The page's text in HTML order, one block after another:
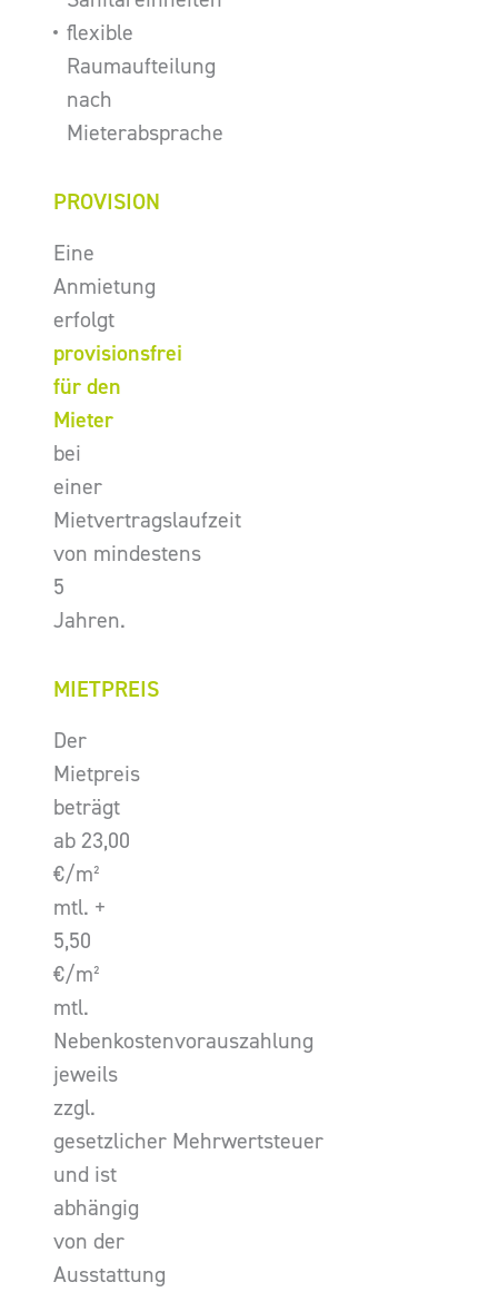
flexible
Raumaufteilung
nach
Mieterabsprache
PROVISION
Eine
Anmietung
erfolgt
provisionsfrei
für den
Mieter
bei
einer
Mietvertragslaufzeit
von mindestens
5
Jahren.
MIETPREIS
Der
Mietpreis
beträgt
ab 23,00
€/m²
mtl. +
5,50
€/m²
mtl.
Nebenkostenvorauszahlung
jeweils
zzgl.
gesetzlicher Mehrwertsteuer
und ist
abhängig
von der
Ausstattung